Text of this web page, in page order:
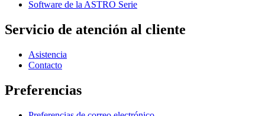
Software de la ASTRO Serie
Servicio de atención al cliente
Asistencia
Contacto
Preferencias